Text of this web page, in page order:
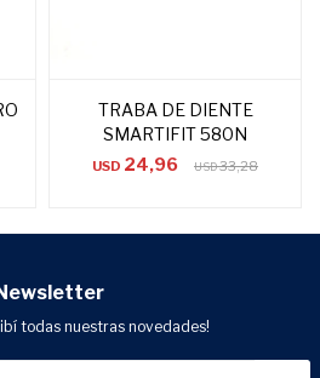
TRABA DE DIENTE
SMARTIFIT 580N
USD 24,96 USD33,28
todas nuestras novedades!